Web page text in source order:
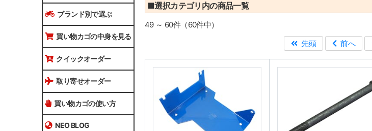
ブランド別で選ぶ
買い物カゴの中身を見る
クイックオーダー
取り寄せオーダー
買い物カゴの使い方
NEO BLOG
■選択カテゴリ内の商品一覧
49 ～ 60件（60件中）
先頭
前へ